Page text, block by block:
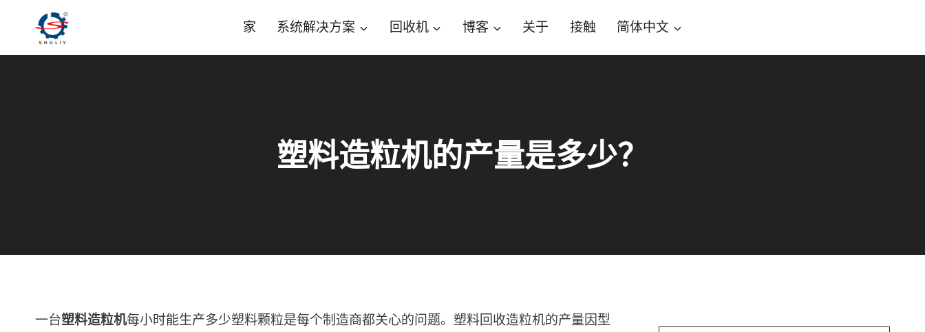
家 系统解决方案 回收机 博客 关于 接触 简体中文
塑料造粒机的产量是多少？
一台塑料造粒机每小时能生产多少塑料颗粒是每个制造商都关心的问题。塑料回收造粒机的产量因型